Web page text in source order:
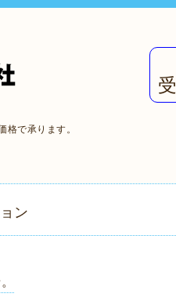
で承ります。
ン